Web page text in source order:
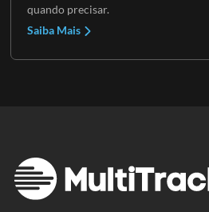
quando precisar.
Saiba Mais